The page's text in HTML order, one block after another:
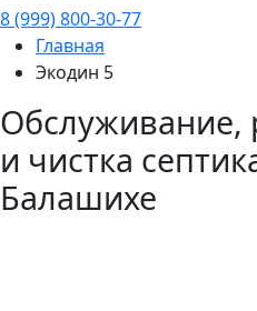
8 (999) 800-30-77
Главная
Экодин 5
Обслуживание,
и чистка
Балашихе